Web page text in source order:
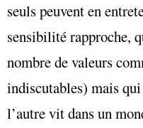
seuls peuvent en
sensibilité rapproche,
nombre de valeurs
indiscutables) mais
l’autre vit dans un